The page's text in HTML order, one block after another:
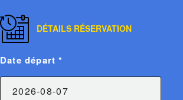
DÉTAILS RÉSERVATION
Date départ *